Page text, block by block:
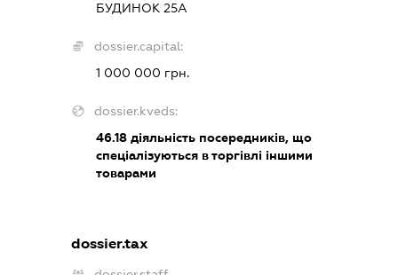
БУДИНОК 25А
dossier.capital:
1 000 000 грн.
dossier.kveds:
46.18 діяльність посередників, що
спеціалізуються в торгівлі іншими
товарами
dossier.tax